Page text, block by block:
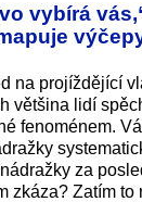
vybírá
na projíždějící
většina lidí
fenoménem.
za
zkáza? Zatím to